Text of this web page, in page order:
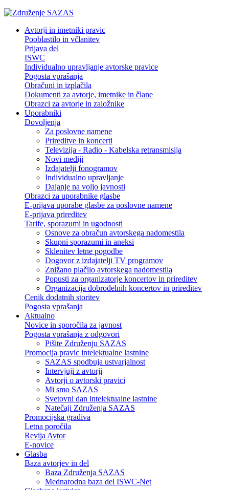
Avtorji in imetniki pravic
Pooblastilo in včlanitev
Prijava del
ISWC
Individualno upravljanje avtorske pravice
Pogosta vprašanja
Obračuni in izplačila
Dokumenti za avtorje, imetnike in člane
Obrazci za avtorje in založnike
Uporabniki
Dovoljenja
Za poslovne namene
Prireditve in koncerti
Televizija - Radio - Kabelska retransmisija
Novi mediji
Izdajatelji fonogramov
Individualno upravljanje
Dajanje na voljo javnosti
Obrazci za uporabnike glasbe
E-prijava uporabe glasbe za poslovne namene
E-prijava prireditev
Tarife, sporazumi in ugodnosti
Osnove za obračun avtorskega nadomestila
Skupni sporazumi in aneksi
Sklenitev letne pogodbe
Dogovor z izdajatelji TV programov
Znižano plačilo avtorskega nadomestila
Popusti za organizatorje koncertov in prireditev
Organizacija dobrodelnih koncertov in prireditev
Cenik dodatnih storitev
Pogosta vprašanja
Aktualno
Novice in sporočila za javnost
Pogosta vprašanja z odgovori
Pišite Združenju SAZAS
Promocija pravic intelektualne lastnine
SAZAS spodbuja ustvarjalnost
Intervjuji z avtorji
Avtorji o avtorski pravici
Mi smo SAZAS
Svetovni dan intelektualne lastnine
Natečaji Združenja SAZAS
Promocijska gradiva
Letna poročila
Revija Avtor
E-novice
Glasba
Baza avtorjev in del
Baza Združenja SAZAS
Mednarodna baza del ISWC-Net